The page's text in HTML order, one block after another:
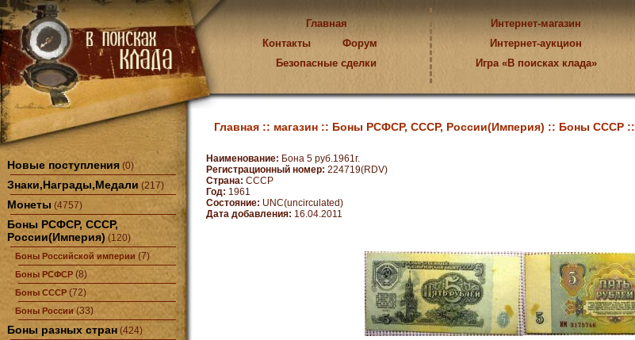
Главная
Контакты
Форум
Безопасные сделки
Интернет-магазин
Интернет-аукцион
Игра «В поисках клада»
Новые поступления (0)
Знаки,Награды,Медали (217)
Монеты (4757)
Боны РСФСР, СССР,
России(Империя) (120)
Боны Российской империи (7)
Боны РСФСР (8)
Боны СССР (72)
Боны России(33)
Боны разных стран (424)
Главная :: магазин :: Боны РСФСР, СССР, России(Империя) :: Боны СССР ::
Наименование: Бона 5 руб.1961г.
Регистрационный номер: 224719(RDV)
Страна: CCCP
Год: 1961
Состояние: UNC(uncirculated)
Дата добавления: 16.04.2011